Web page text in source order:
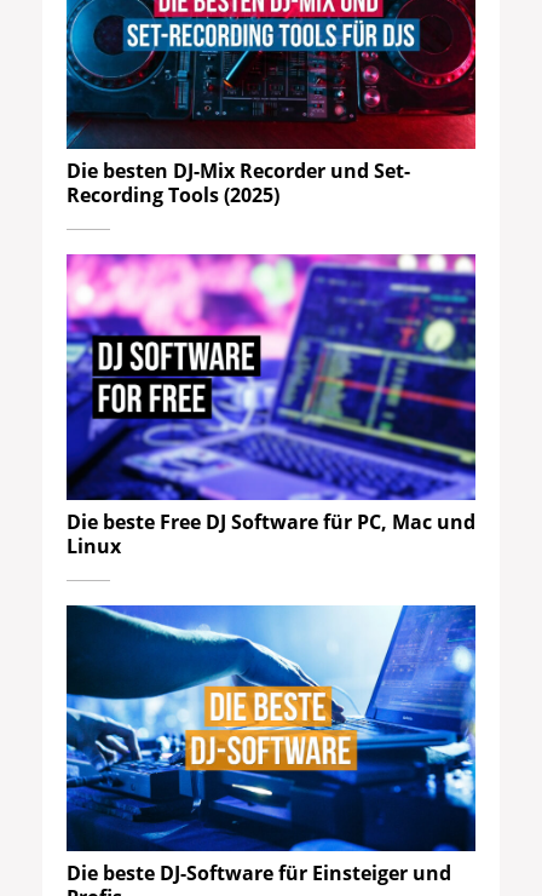
Die besten DJ-Mix Recorder und Set-
Recording Tools (2025)
Die beste Free DJ Software für PC, Mac und
Linux
Die beste DJ-Software für Einsteiger und